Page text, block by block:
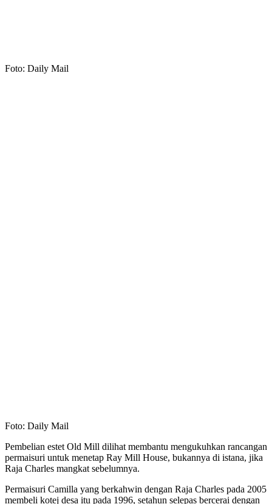
Foto: Daily Mail
Foto: Daily Mail
Pembelian estet Old Mill dilihat membantu mengukuhkan rancangan
permaisuri untuk menetap Ray Mill House, bukannya di istana, jika
Raja Charles mangkat sebelumnya.
Permaisuri Camilla yang berkahwin dengan Raja Charles pada 2005
membeli kotej desa itu pada 1996, setahun selepas bercerai dengan